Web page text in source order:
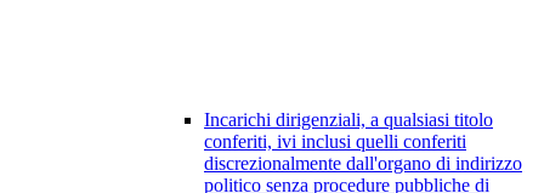
Incarichi dirigenziali, a qualsiasi titolo
conferiti, ivi inclusi quelli conferiti
discrezionalmente dall'organo di indirizzo
politico senza procedure pubbliche di